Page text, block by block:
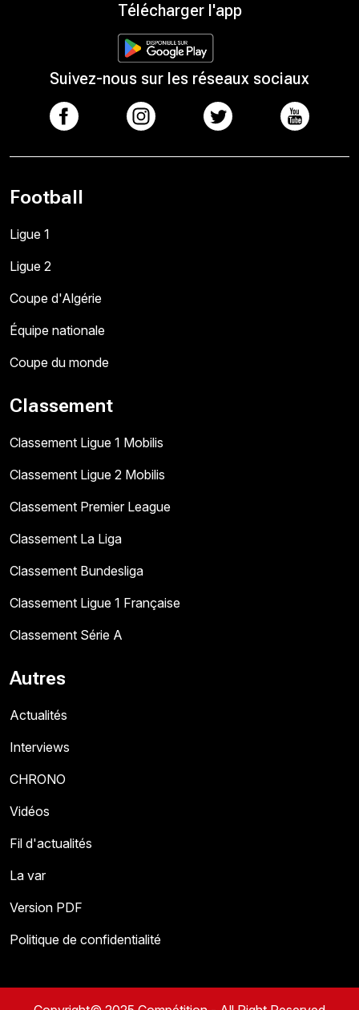
Télécharger l'app
Suivez-nous sur les réseaux sociaux
Football
Ligue 1
Ligue 2
Coupe d'Algérie
Équipe nationale
Coupe du monde
Classement
Classement Ligue 1 Mobilis
Classement Ligue 2 Mobilis
Classement Premier League
Classement La Liga
Classement Bundesliga
Classement Ligue 1 Française
Classement Série A
Autres
Actualités
Interviews
CHRONO
Vidéos
Fil d'actualités
La var
Version PDF
Politique de confidentialité